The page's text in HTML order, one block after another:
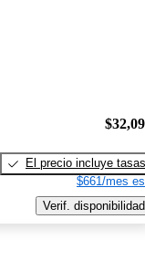
El precio incluye tasas
$661/mes
Verif. disponibilidad